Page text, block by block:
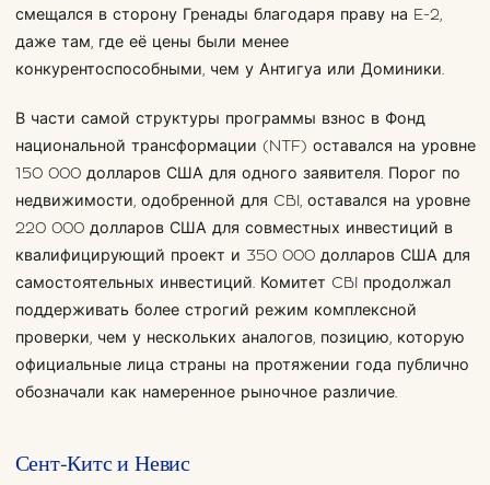
смещался в сторону Гренады благодаря праву на E-2,
даже там, где её цены были менее
конкурентоспособными, чем у Антигуа или Доминики.
В части самой структуры программы взнос в Фонд
национальной трансформации (NTF) оставался на уровне
150 000 долларов США для одного заявителя. Порог по
недвижимости, одобренной для CBI, оставался на уровне
220 000 долларов США для совместных инвестиций в
квалифицирующий проект и 350 000 долларов США для
самостоятельных инвестиций. Комитет CBI продолжал
поддерживать более строгий режим комплексной
проверки, чем у нескольких аналогов, позицию, которую
официальные лица страны на протяжении года публично
обозначали как намеренное рыночное различие.
Сент-Китс и Невис